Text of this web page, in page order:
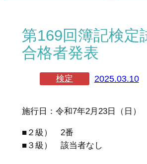
第169回簿記検
合格者発表
検定 2025.03.10
施行日：令和7年2月23日（日）
■２級） 2番
■３級） 該当者なし